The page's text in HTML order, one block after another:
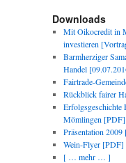
Downloads
Mit Oikocredit in
investieren
Barmherziger
Handel
Fairtrade-
Rückblick fairer
Erfolgsgeschichte
Mömlingen [PDF]
Präsentation
Wein-Flyer [PDF]
[ … mehr … ]